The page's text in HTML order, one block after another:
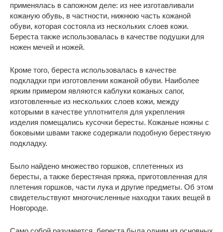
применялась в сапожном деле: из нее изготавливали
кожаную обувь, в частности, нижнюю часть кожаной
обуви, которая состояла из нескольких слоев кожи.
Береста также использовалась в качестве подушки для
ножен мечей и ножей.
Кроме того, береста использовалась в качестве
подкладки при изготовлении кожаной обуви. Наиболее
ярким примером являются каблуки кожаных сапог,
изготовленные из нескольких слоев кожи, между
которыми в качестве уплотнителя для укрепления
изделия помещались кусочки бересты. Кожаные ножны с
боковыми швами также содержали подобную берестяную
подкладку.
Было найдено множество горшков, сплетенных из
бересты, а также берестяная пряжа, приготовленная для
плетения горшков, части лука и другие предметы. Об этом
свидетельствуют многочисленные находки таких вещей в
Новгороде.